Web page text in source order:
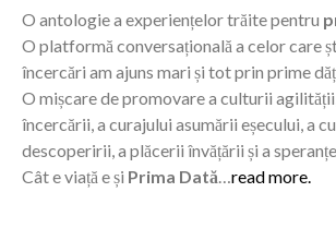
O antologie a experiențelor trăite pentru
O platformă conversațională a celor care
încercări am ajuns mari și tot prin prime
O mișcare de promovare a culturii
încercării, a curajului asumării eșecului, a
descoperirii, a plăcerii învățării și a
Cât e viață e și Prima Dată…read more.